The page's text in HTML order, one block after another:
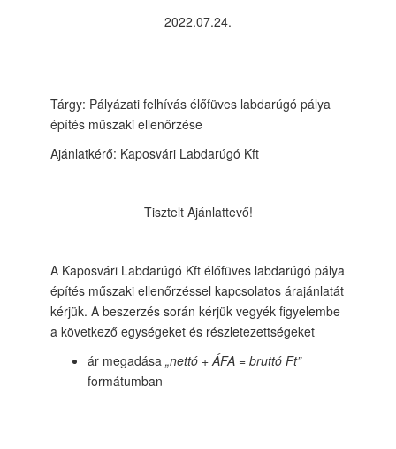
2022.07.24.
Tárgy: Pályázati felhívás élőfüves labdarúgó pálya
építés műszaki ellenőrzése
Ajánlatkérő: Kaposvári Labdarúgó Kft
Tisztelt Ajánlattevő!
A Kaposvári Labdarúgó Kft élőfüves labdarúgó pálya
építés műszaki ellenőrzéssel kapcsolatos árajánlatát
kérjük. A beszerzés során kérjük vegyék figyelembe
a következő egységeket és részletezettségeket
ár megadása„nettó + ÁFA = bruttó Ft”
formátumban